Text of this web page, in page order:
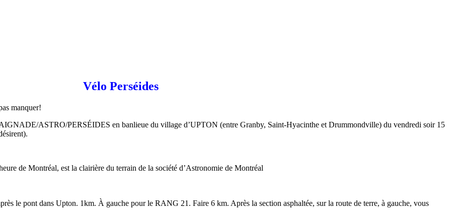
Vélo Perséides
manquer!
ASTRO/PERSÉIDES en banlieue du village d’UPTON (entre Granby, Saint-Hyacinthe et Drummondville) du vendredi soir 15
de Montréal, est la clairière du terrain de la société d’Astronomie de Montréal
le pont dans Upton. 1km. À gauche pour le RANG 21. Faire 6 km. Après la section asphaltée, sur la route de terre, à gauche, vous